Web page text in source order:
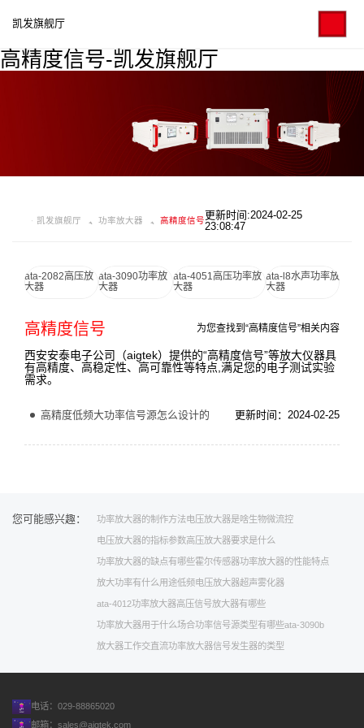
高精度信号-凯发旗舰厅
凯发旗舰厅
凯发旗舰厅 功率放大器 高精度信号更新时间:2024-02-25
23:08:47
ata-2082高压放
大器
ata-3090功率放
大器
ata-4051高压功率放
大器
ata-l8水声功率放
大器
高精度信号 为您查找到“高精度信号”相关内容
西安安泰电子公司（aigtek）提供的“高精度信号”等放大仪器具
有高精度、高稳定性、高可靠性等特点,满足您的电子测试实验
需求。
高精度低频大功率信号源怎么设计的 更新时间：2024-02-25
您可能感兴趣： 功率放大器的制作方法电压放大器是啥生物微流控
电压放大器的指标参数高压放大器要求是什么
功率放大器的缺点有哪些霍尔传感器功率放大器的性能特点
放大功率有什么用途低频电压放大器超声雾化器
ata-4012功率放大器高压信号放大器有哪些
功率放大器用于什么场合功率信号源类型有哪些ata-3090b
放大器工作交直流功率放大器信号发生器的类型
电话：029-88865020
邮箱： sales@aigtek.com